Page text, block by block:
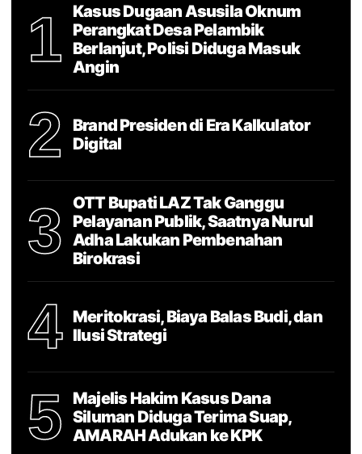
1
Kasus Dugaan Asusila Oknum
Perangkat Desa Pelambik
Berlanjut, Polisi Diduga Masuk
Angin
2
Brand Presiden di Era Kalkulator
Digital
3
OTT Bupati LAZ Tak Ganggu
Pelayanan Publik, Saatnya Nurul
Adha Lakukan Pembenahan
Birokrasi
4
Meritokrasi, Biaya Balas Budi, dan
Ilusi Strategi
5
Majelis Hakim Kasus Dana
Siluman Diduga Terima Suap,
AMARAH Adukan ke KPK